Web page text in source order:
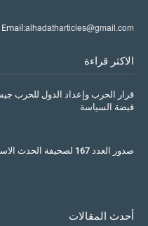
Email:alhadatharticles@gmail.com
الاكثر قراءة
قرار الحرب وإعداد الدول للحرب
قبضة السياسة
صدور العدد 167 لصحيفة الحدث الاسبوعي من لندن
أحدث المقالات